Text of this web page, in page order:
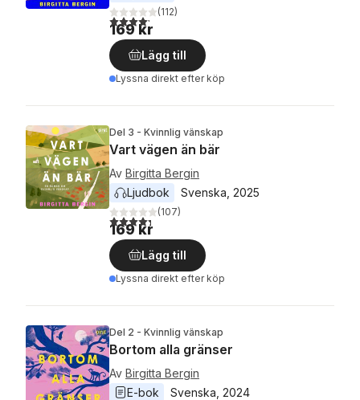
4,2utav 5 stjärnor. Totalt antal röster:
(112)
169 kr
Lägg till
Lyssna direkt efter köp
Del 3 - Kvinnlig vänskap
Vart vägen än bär
Av Birgitta Bergin
Ljudbok
Svenska 2025
4,3utav 5 stjärnor. Totalt antal röster:
(107)
169 kr
Lägg till
Lyssna direkt efter köp
Del 2 - Kvinnlig vänskap
Bortom alla gränser
Av Birgitta Bergin
E-bok
Svenska 2024